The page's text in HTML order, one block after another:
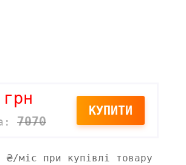
грн
7070
КУПИТИ
₴/міс при купівлі товару